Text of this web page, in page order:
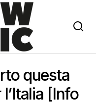
questa
[Info